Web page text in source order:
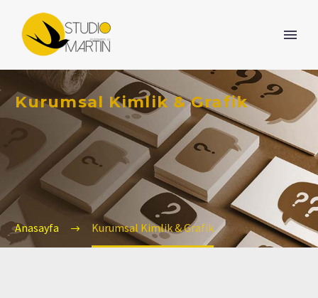
Kurumsal Kimlik & Grafik
Anasayfa Kurumsal Kimlik & Grafik